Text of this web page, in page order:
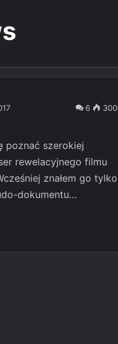
6 300
poznać szerokiej
rewelacyjnego filmu
znałem go tylko
dokumentu…